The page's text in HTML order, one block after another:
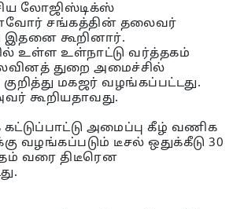
லோஜிஸ்டிக்ஸ்
சங்கத்தின் தலைவர்
கூறினார்.
உள்ள உள்நாட்டு வர்த்தகம்
துறை அமைச்சில்
மகஜர் வழங்கப்பட்டது.
கூறியதாவது.
அமைப்பு கீழ் வணிக
வழங்கப்படும் டீசல் ஒதுக்கீடு 30
வரை திடீரென